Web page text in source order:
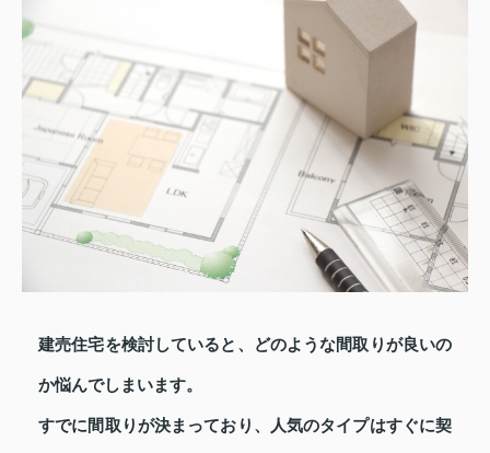
建売住宅を検討していると、どのような間取りが良いの
か悩んでしまいます。
すでに間取りが決まっており、人気のタイプはすぐに契